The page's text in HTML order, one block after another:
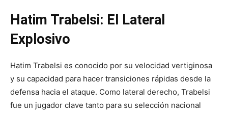
Hatim Trabelsi: El Lateral
Explosivo
Hatim Trabelsi es conocido por su velocidad vertiginosa
y su capacidad para hacer transiciones rápidas desde la
defensa hacia el ataque. Como lateral derecho, Trabelsi
fue un jugador clave tanto para su selección nacional